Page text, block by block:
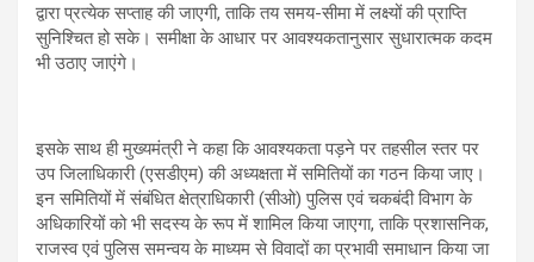
द्वारा प्रत्येक सप्ताह की जाएगी, ताकि तय समय-सीमा में लक्ष्यों की प्राप्ति
सुनिश्चित हो सके। समीक्षा के आधार पर आवश्यकतानुसार सुधारात्मक कदम
भी उठाए जाएंगे।
इसके साथ ही मुख्यमंत्री ने कहा कि आवश्यकता पड़ने पर तहसील स्तर पर
उप जिलाधिकारी (एसडीएम) की अध्यक्षता में समितियों का गठन किया जाए।
इन समितियों में संबंधित क्षेत्राधिकारी (सीओ) पुलिस एवं चकबंदी विभाग के
अधिकारियों को भी सदस्य के रूप में शामिल किया जाएगा, ताकि प्रशासनिक,
राजस्व एवं पुलिस समन्वय के माध्यम से विवादों का प्रभावी समाधान किया जा